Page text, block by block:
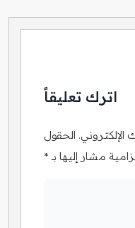
اترك تعليقاً
الحقول
مشار إليها بـ *